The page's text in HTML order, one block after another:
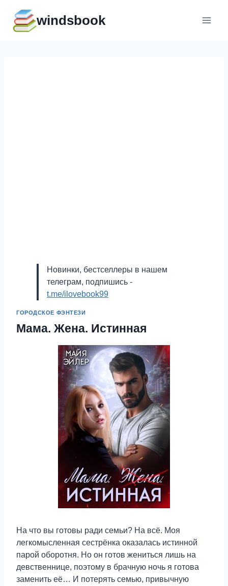
содержимому
windsbook
Новинки, бестселлеры в нашем
телеграм, подпишись -
t.me/ilovebook99
ГОРОДСКОЕ ФЭНТЕЗИ
Мама. Жена. Истинная
На что вы готовы ради семьи? На всё. Моя
легкомысленная сестрёнка оказалась истинной
парой оборотня. Но он готов жениться лишь на
девственнице, поэтому в брачную ночь я готова
заменить её… И потерять семью, привычную